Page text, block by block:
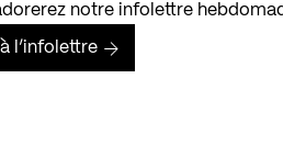
notre infolettre
l’infolettre